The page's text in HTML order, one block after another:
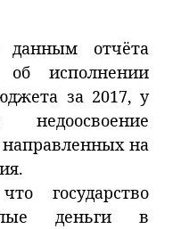
отчёта
об исполнении
за 2017, у
на
государство
деньги в